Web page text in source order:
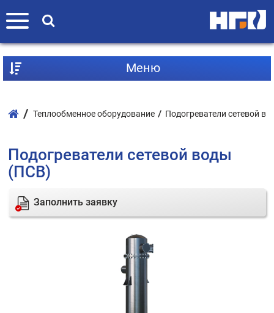
Mеню
Теплообменное оборудование Подогреватели сетевой
Подогреватели сетевой воды
(ПСВ)
Заполнить заявку